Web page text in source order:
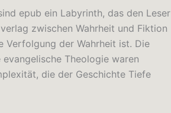
epub ein Labyrinth, das den Leser
zwischen Wahrheit und Fiktion
Verfolgung der Wahrheit ist. Die
Theologie waren
die der Geschichte Tiefe